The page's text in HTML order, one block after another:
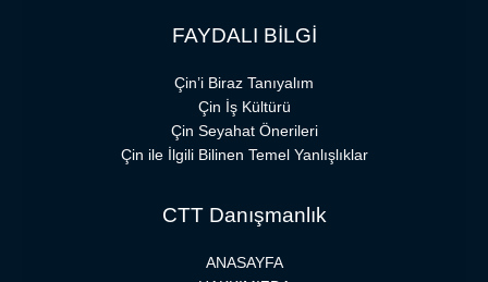
FAYDALI BİLGİ
Çin’i Biraz Tanıyalım
Çin İş Kültürü
Çin Seyahat Önerileri
Çin ile İlgili Bilinen Temel Yanlışlıklar
CTT Danışmanlık
ANASAYFA